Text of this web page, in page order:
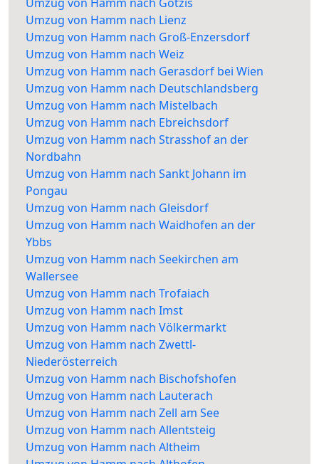
Umzug von Hamm nach Lienz
Umzug von Hamm nach Groß-Enzersdorf
Umzug von Hamm nach Weiz
Umzug von Hamm nach Gerasdorf bei Wien
Umzug von Hamm nach Deutschlandsberg
Umzug von Hamm nach Mistelbach
Umzug von Hamm nach Ebreichsdorf
Umzug von Hamm nach Strasshof an der
Nordbahn
Umzug von Hamm nach Sankt Johann im
Pongau
Umzug von Hamm nach Gleisdorf
Umzug von Hamm nach Waidhofen an der
Ybbs
Umzug von Hamm nach Seekirchen am
Wallersee
Umzug von Hamm nach Trofaiach
Umzug von Hamm nach Imst
Umzug von Hamm nach Völkermarkt
Umzug von Hamm nach Zwettl-
Niederösterreich
Umzug von Hamm nach Bischofshofen
Umzug von Hamm nach Lauterach
Umzug von Hamm nach Zell am See
Umzug von Hamm nach Allentsteig
Umzug von Hamm nach Altheim